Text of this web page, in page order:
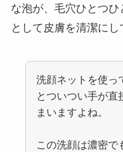
な泡が、毛穴ひとつ
として皮膚を清潔にし
洗顔ネットを使っ
とついつい手が直
まいますよね。
この洗顔は濃密で